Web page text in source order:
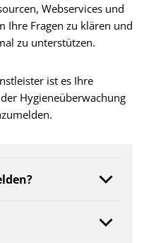
Webservices und
Ihre Fragen zu klären und
zu unterstützen.​
ist es Ihre
Hygieneüberwachung